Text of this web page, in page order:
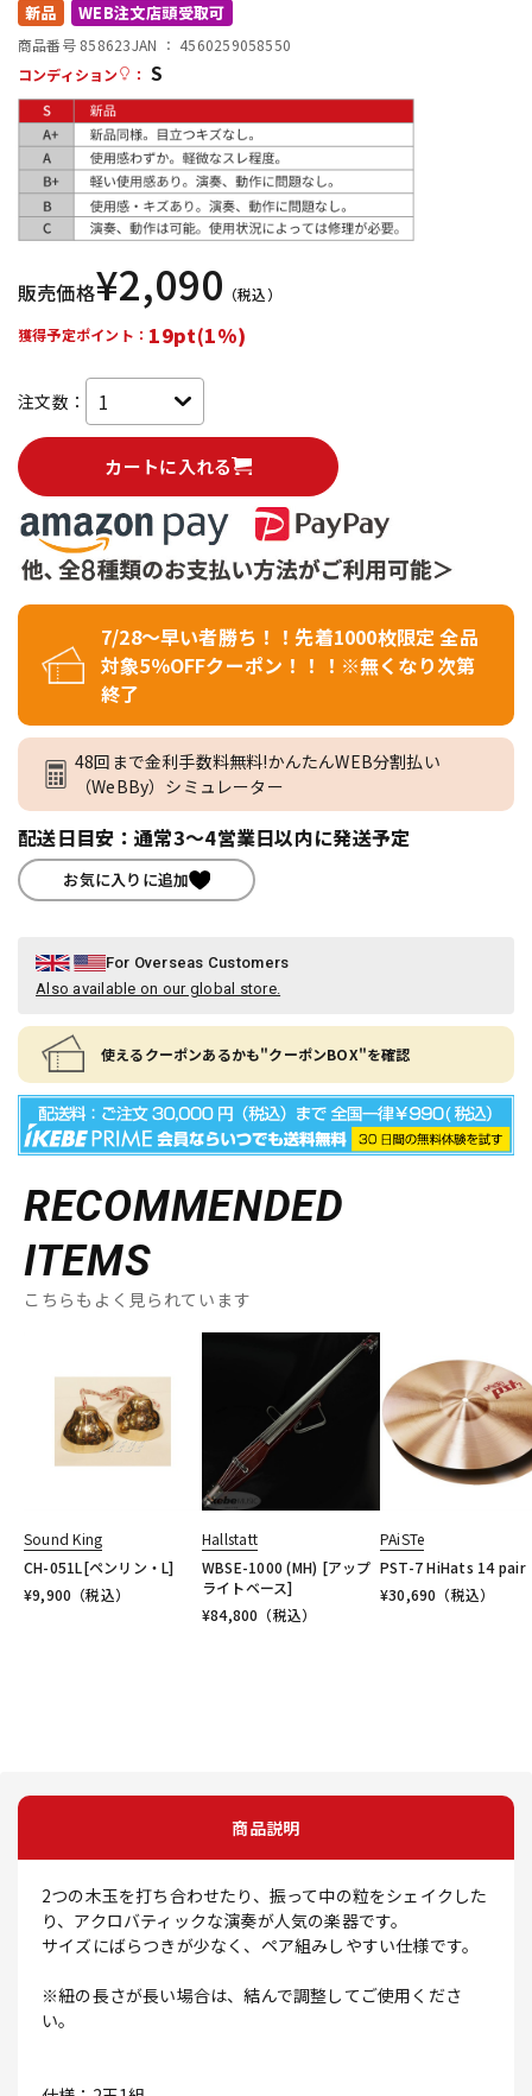
配信/ライブ機器
中古
新品 WEB注文店頭受取可
商品番号 858623JAN ： 4560259058550
コンディション
： S
販売価格¥2,090 （税込）
獲得予定ポイント： 19pt(1%)
注文数：
カートに入れる
7/28～早い者勝ち！！先着1000枚限定 全品
対象5％OFFクーポン！！！※無くなり次第
終了
48回まで金利手数料無料!かんたんWEB分割払い
（WeBBy）シミュレーター
配送日目安：通常3～4営業日以内に発送予定
お気に入りに追加
For Overseas Customers
Also available on our global store.
使えるクーポンあるかも"クーポンBOX"を確認
RECOMMENDED
ITEMS
こちらもよく見られています
Sound King
CH-051L[ペンリン・L]
¥9,900 （税込）
Hallstatt
WBSE-1000 (MH) [アップ
ライトベース]
¥84,800 （税込）
PAiSTe
PST-7 HiHats 14 pair
¥30,690 （税込）
商品説明
2つの木玉を打ち合わせたり、振って中の粒をシェイクした
り、アクロバティックな演奏が人気の楽器です。
サイズにばらつきが少なく、ペア組みしやすい仕様です。
※紐の長さが長い場合は、結んで調整してご使用くださ
い。